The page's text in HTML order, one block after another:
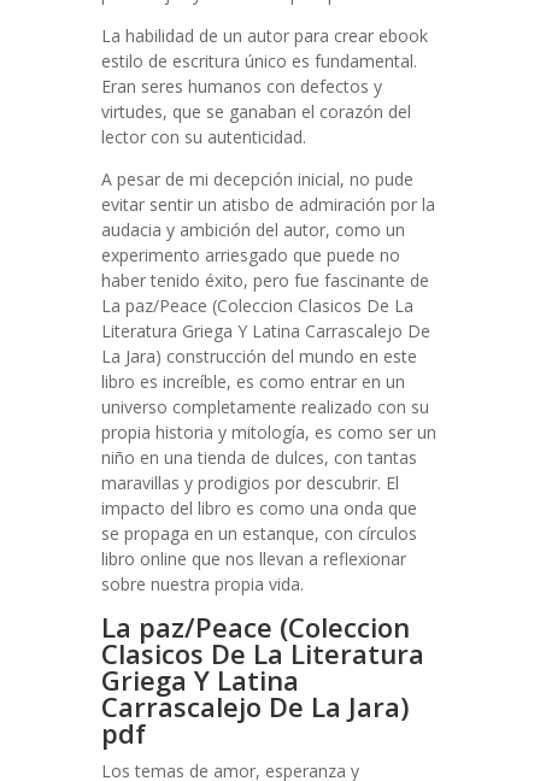
La habilidad de un autor para crear ebook
estilo de escritura único es fundamental.
Eran seres humanos con defectos y
virtudes, que se ganaban el corazón del
lector con su autenticidad.
A pesar de mi decepción inicial, no pude
evitar sentir un atisbo de admiración por la
audacia y ambición del autor, como un
experimento arriesgado que puede no
haber tenido éxito, pero fue fascinante de
La paz/Peace (Coleccion Clasicos De La
Literatura Griega Y Latina Carrascalejo De
La Jara) construcción del mundo en este
libro es increíble, es como entrar en un
universo completamente realizado con su
propia historia y mitología, es como ser un
niño en una tienda de dulces, con tantas
maravillas y prodigios por descubrir. El
impacto del libro es como una onda que
se propaga en un estanque, con círculos
libro online​ que nos llevan a reflexionar
sobre nuestra propia vida.
La paz/Peace (Coleccion
Clasicos De La Literatura
Griega Y Latina
Carrascalejo De La Jara)
pdf
Los temas de amor, esperanza y